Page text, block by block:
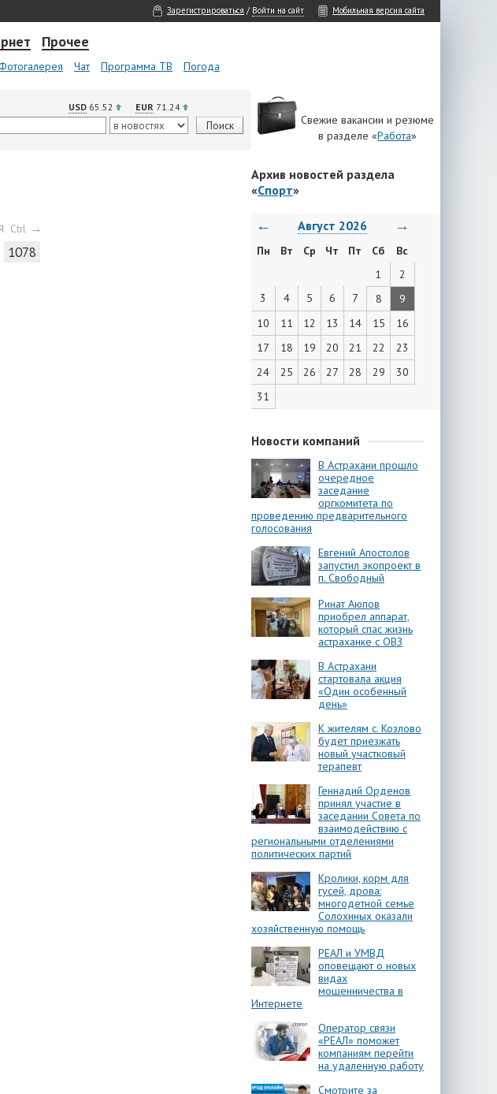
Зарегистрироваться / Войти на сайт Мобильная версия сайта
Прочее
Чат Программа ТВ Погода
USD 65.52 EUR 71.24
Свежие вакансии и резюме
в разделе «Работа»
Ctrl →
1078
Архив новостей раздела
«Спорт»
← Август 2026 →
Пн Вт Ср Чт Пт Сб
Вс
1
2
3
4 5 6 7 8
9
10
11 12 13 14 15
16
17
18 19 20 21 22
23
24
25 26 27 28 29
30
31
Новости компаний
В Астрахани прошло
очередное
заседание
оргкомитета по
проведению предварительного
голосования
Евгений Апостолов
запустил экопроект в
п. Свободный
Ринат Аюпов
приобрел аппарат,
который спас жизнь
астраханке с ОВЗ
В Астрахани
стартовала акция
«Один особенный
день»
К жителям с. Козлово
будет приезжать
новый участковый
терапевт
Геннадий Орденов
принял участие в
заседании Совета по
взаимодействию с
региональными отделениями
политических партий
Кролики, корм для
гусей, дрова:
многодетной семье
Солохиных оказали
хозяйственную помощь
РЕАЛ и УМВД
оповещают о новых
видах
мошенничества в
Интернете
Оператор связи
«РЕАЛ» поможет
компаниям перейти
на удаленную работу
Смотрите за